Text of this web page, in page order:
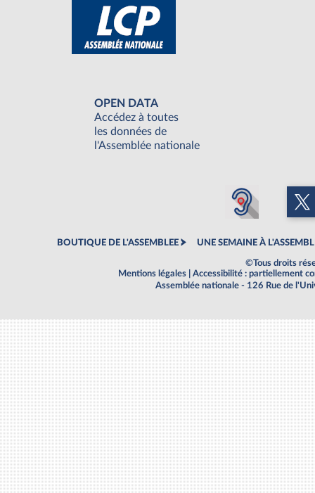
OPEN DATA
Accédez à toutes
les données de
l'Assemblée nationale
BOUTIQUE DE L'ASSEMBLEE UNE SEMAINE À
©Tous droits
Mentions légales
Accessibilité : partiellement
Assemblée nationale - 126 Rue de